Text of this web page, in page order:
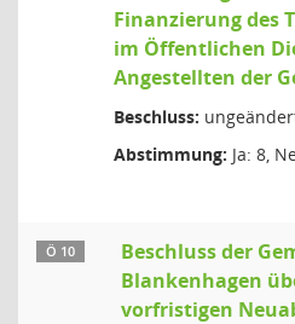
Finanzierung des
im Öffentlichen
Angestellten der
Beschluss:
Abstimmung: Ja: 8,
Ö 10
Beschluss der
Blankenhagen
vorfristigen